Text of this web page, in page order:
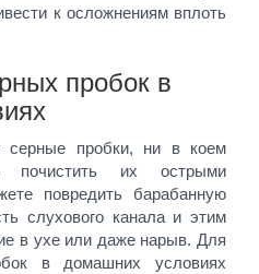
к осложнениям вплоть
пробок в
пробки, ни в коем
почистить их острыми
повредить барабанную
слухового канала и этим
в ухе или даже нарыв. Для
в домашних условиях